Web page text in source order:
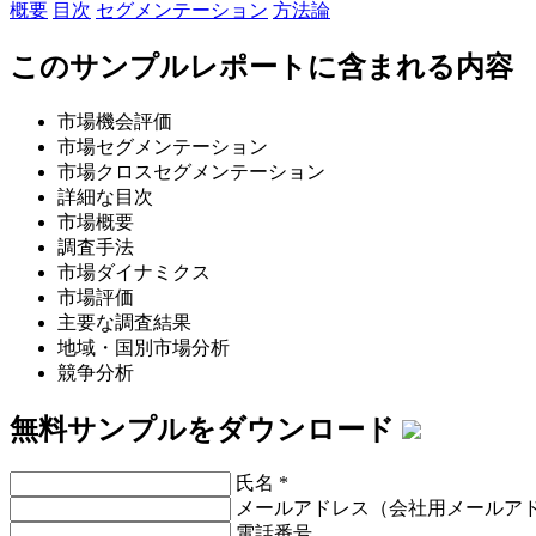
概要 目次 セグメンテーション 方法論
このサンプルレポートに含まれる内容
市場機会評価
市場セグメンテーション
市場クロスセグメンテーション
詳細な目次
市場概要
調査手法
市場ダイナミクス
市場評価
主要な調査結果
地域・国別市場分析
競争分析
無料サンプルをダウンロード
氏名 *
メールアドレス（会社用メールア